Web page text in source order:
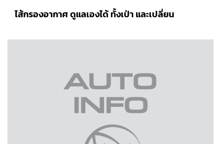
ไส้กรองอากาศ ดูแลเองได้ ทั้งเป่า และเปลี่ยน